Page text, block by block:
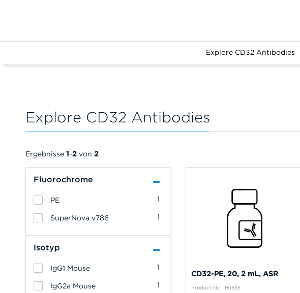
Explore CD32 Antibodies
Explore CD32 Antibodies
Fluorochrome
1
PE
1
SuperNova v786
Isotyp
1
IgG1 Mouse
1
IgG2a Mouse
Ergebnisse 1-2 von 2
CD32-PE, 20, 2 mL, ASR
Product No: IM1935